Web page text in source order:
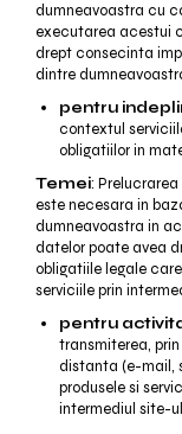
dumneavoastra cu
executarea acestui
drept consecinta
dintre
pentru
contextul
obligatiilor in
Temei:
este necesara in
dumneavoastra in
datelor poate avea
obligatiile legale
serviciile prin
pentru
transmiterea,
distanta (e-mail,
produsele si
intermediul site-